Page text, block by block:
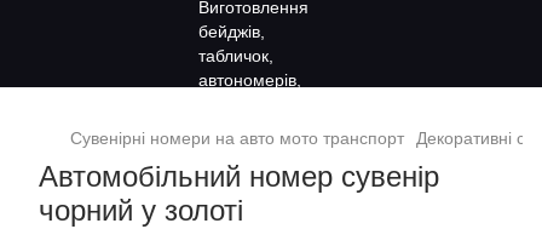
Сувенірні номери на авто мото транспорт Декоративні
Автомобільний номер сувенір
чорний у золоті